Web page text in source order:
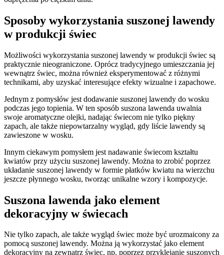
Sposoby wykorzystania suszonej lawendy
w produkcji świec
Możliwości wykorzystania suszonej lawendy w produkcji świec są
praktycznie nieograniczone. Oprócz tradycyjnego umieszczania jej
wewnątrz świec, można również eksperymentować z różnymi
technikami, aby uzyskać interesujące efekty wizualne i zapachowe.
Jednym z pomysłów jest dodawanie suszonej lawendy do wosku
podczas jego topienia. W ten sposób suszona lawenda uwalnia
swoje aromatyczne olejki, nadając świecom nie tylko piękny
zapach, ale także niepowtarzalny wygląd, gdy liście lawendy są
zawieszone w wosku.
Innym ciekawym pomysłem jest nadawanie świecom kształtu
kwiatów przy użyciu suszonej lawendy. Można to zrobić poprzez
układanie suszonej lawendy w formie płatków kwiatu na wierzchu
jeszcze płynnego wosku, tworząc unikalne wzory i kompozycje.
Suszona lawenda jako element
dekoracyjny w świecach
Nie tylko zapach, ale także wygląd świec może być urozmaicony za
pomocą suszonej lawendy. Można ją wykorzystać jako element
dekoracyjny na zewnątrz świec, np. poprzez przyklejanie suszonych